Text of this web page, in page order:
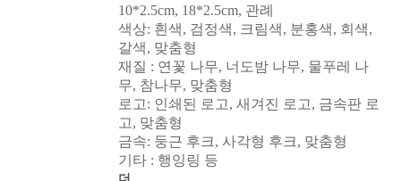
10*2.5cm, 18*2.5cm, 관례
색상: 흰색, 검정색, 크림색, 분홍색, 회색,
갈색, 맞춤형
재질 : 연꽃 나무, 너도밤 나무, 물푸레 나
무, 참나무, 맞춤형
로고: 인쇄된 로고, 새겨진 로고, 금속판 로
고, 맞춤형
금속: 둥근 후크, 사각형 후크, 맞춤형
기타 : 행잉링 등